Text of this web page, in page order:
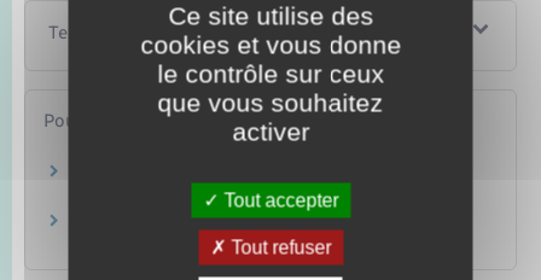
Textes de référence
Pour en savoir plus
Ministère chargé de l'économie
Arrhes, acompte et avoir
Institut national de la consommation (INC)
Ce site utilise des
cookies et vous donne
le contrôle sur ceux
que vous souhaitez
activer
Tout accepter
Tout refuser